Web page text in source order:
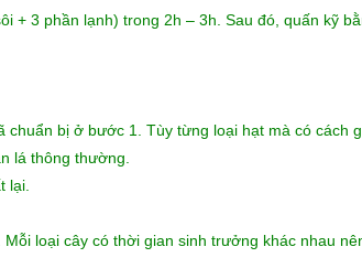
+ 3 phần lạnh) trong 2h – 3h. Sau đó, quấn kỹ
bị ở bước 1. Tùy từng loại hạt mà có cách
lá thông thường.
lại.
loại cây có thời gian sinh trưởng khác nhau